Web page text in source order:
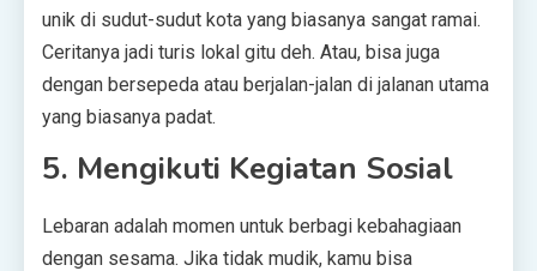
unik di sudut-sudut kota yang biasanya sangat ramai.
Ceritanya jadi turis lokal gitu deh. Atau, bisa juga
dengan bersepeda atau berjalan-jalan di jalanan utama
yang biasanya padat.
5. Mengikuti Kegiatan Sosial
Lebaran adalah momen untuk berbagi kebahagiaan
dengan sesama. Jika tidak mudik, kamu bisa